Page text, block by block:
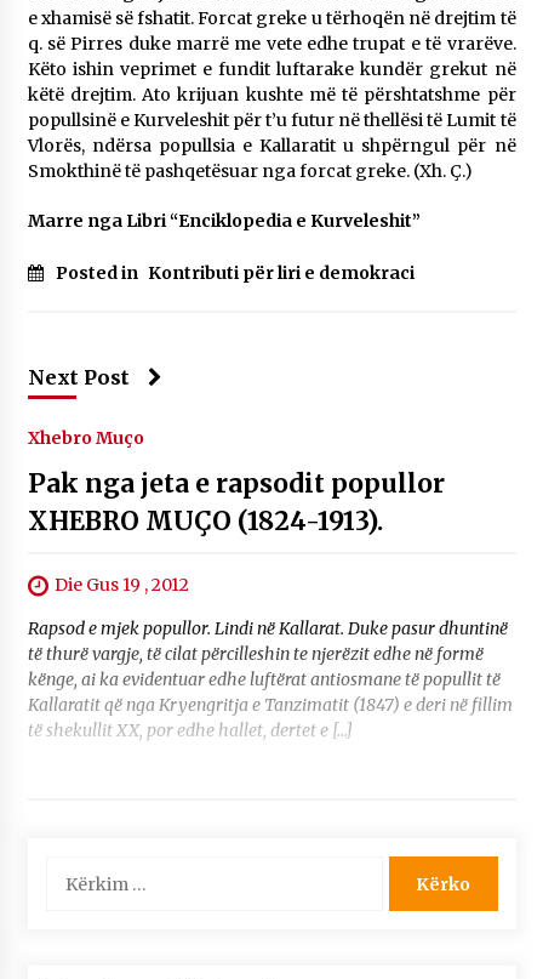
e xhamisë së fshatit. Forcat greke u tërhoqën në drejtim të
q. së Pirres duke marrë me vete edhe trupat e të vrarëve.
Këto ishin veprimet e fundit luftarake kundër grekut në
këtë drejtim. Ato krijuan kushte më të përshtatshme për
popullsinë e Kurveleshit për t’u futur në thellësi të Lumit të
Vlorës, ndërsa popullsia e Kallaratit u shpërngul për në
Smokthinë të pashqetësuar nga forcat greke. (Xh. Ç.)
Marre nga Libri “Enciklopedia e Kurveleshit”
Posted in Kontributi për liri e demokraci
Next Post
Xhebro Muço
Pak nga jeta e rapsodit popullor
XHEBRO MUÇO (1824-1913).
Die Gus 19 , 2012
Rapsod e mjek popullor. Lindi në Kallarat. Duke pasur dhuntinë
të thurë vargje, të cilat përcilleshin te njerëzit edhe në formë
kënge, ai ka evidentuar edhe luftërat antiosmane të popullit të
Kallaratit që nga Kryengritja e Tanzimatit (1847) e deri në fillim
të shekullit XX, por edhe hallet, dertet e […]
për: